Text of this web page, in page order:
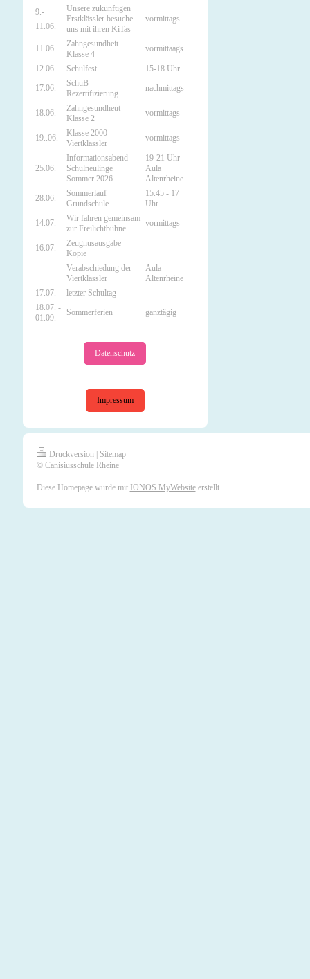
9.-
11.06.
Unsere zukünftigen
Erstklässler besuche
uns mit ihren KiTas
vormittags
11.06.
Zahngesundheit
Klasse 4
vormittaags
12.06. Schulfest 15-18 Uhr
17.06.
SchuB -
Rezertifizierung
nachmittags
18.06.
Zahngesundheut
Klasse 2
vormittags
19..06.
Klasse 2000
Viertklässler
vormittags
25.06.
Informationsabend
Schulneulinge
Sommer 2026
19-21 Uhr
Aula
Altenrheine
28.06.
Sommerlauf
Grundschule
15.45 - 17
Uhr
14.07.
Wir fahren gemeinsam
zur Freilichtbühne
vormittags
16.07.
Zeugnusausgabe
Kopie
Verabschiedung der
Viertklässler
Aula
Altenrheine
17.07.
letzter Schultag
18.07. -
01.09.
Sommerferien ganztägig
Datenschutz
Impressum
Druckversion
Sitemap
© Canisiusschule Rheine
Diese Homepage wurde mit IONOS MyWebsiteerstellt.